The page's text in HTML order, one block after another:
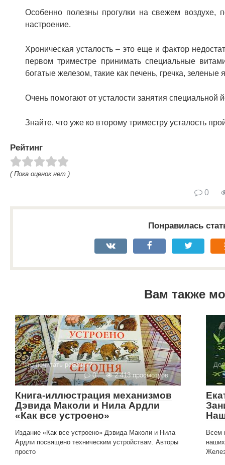
Особенно полезны прогулки на свежем воздухе,
настроение.
Хроническая усталость – это еще и фактор
первом триместре принимать специальные
богатые железом, такие как печень, гречка, зеленые
Очень помогают от усталости занятия
Знайте, что уже ко второму триместру усталость
Рейтинг
( Пока оценок нет )
0
Понравилась
Вам также
Что почитать ребенку?
0
2 413 просмотров
Книга-иллюстрация механизмов
Дэвида Маколи и Нила Ардли
«Как все устроено»
Издание «Как все устроено» Дэвида Маколи и Нила
Ардли посвящено техническим устройствам. Авторы
просто
Всем